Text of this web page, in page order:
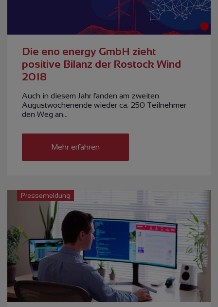
Die eno energy GmbH zieht
positive Bilanz der Rostock Wind
2018
Auch in diesem Jahr fanden am zweiten
Augustwochenende wieder ca. 250 Teilnehmer
den Weg an…
Mehr erfahren
Pressemeldung